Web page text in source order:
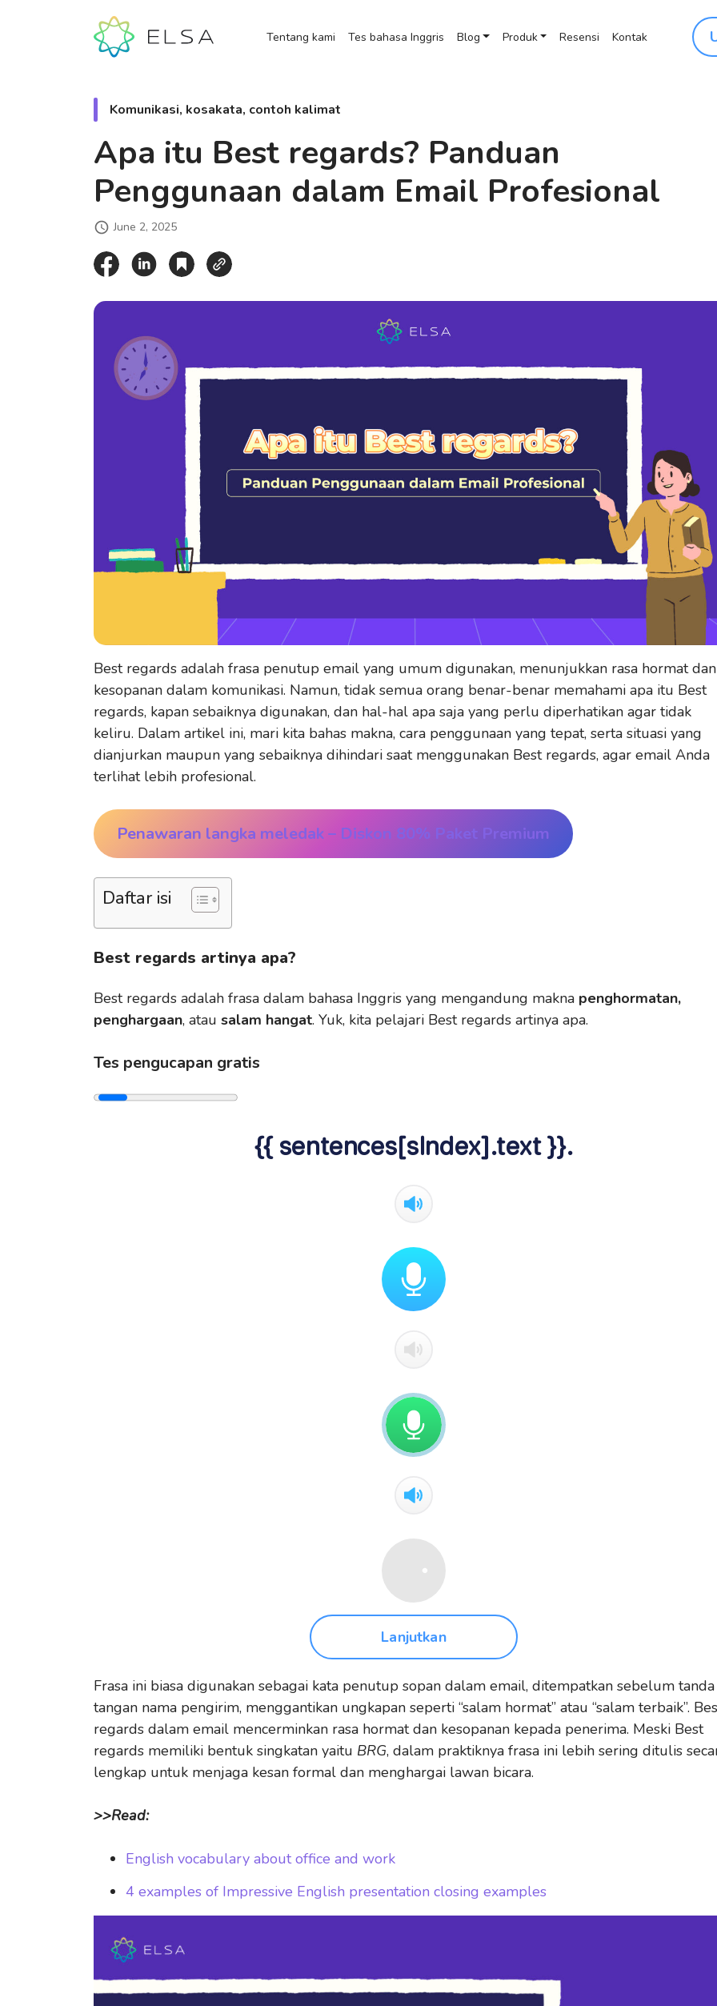
Tentang kami Tes bahasa Inggris Blog Produk Resensi Kontak
Komunikasi, kosakata, contoh kalimat
Apa itu Best regards? Panduan
Penggunaan dalam Email Profesional
June 2, 2025
Best regards adalah frasa penutup email yang umum digunakan, menunjukkan rasa hormat dan
kesopanan dalam komunikasi. Namun, tidak semua orang benar-benar memahami apa itu Best
regards, kapan sebaiknya digunakan, dan hal-hal apa saja yang perlu diperhatikan agar tidak
keliru. Dalam artikel ini, mari kita bahas makna, cara penggunaan yang tepat, serta situasi yang
dianjurkan maupun yang sebaiknya dihindari saat menggunakan Best regards, agar email Anda
terlihat lebih profesional.
Penawaran langka meledak– Diskon 80% Paket Premium
Daftar isi
Best regards artinya apa?
Best regards adalah frasa dalam bahasa Inggris yang mengandung makna penghormatan,
penghargaan, atau salam hangat. Yuk, kita pelajari Best regards artinya apa.
Tes pengucapan gratis
{{ sentences[sIndex].text }}.
Lanjutkan
Frasa ini biasa digunakan sebagai kata penutup sopan dalam email, ditempatkan sebelum tanda
tangan nama pengirim, menggantikan ungkapan seperti “salam hormat” atau “salam terbaik”.
regards dalam email mencerminkan rasa hormat dan kesopanan kepada penerima. Meski Best
regards memiliki bentuk singkatan yaitu BRG, dalam praktiknya frasa ini lebih sering ditulis
lengkap untuk menjaga kesan formal dan menghargai lawan bicara.
>>Read:
English vocabulary about office and work
4 examples of Impressive English presentation closing examples